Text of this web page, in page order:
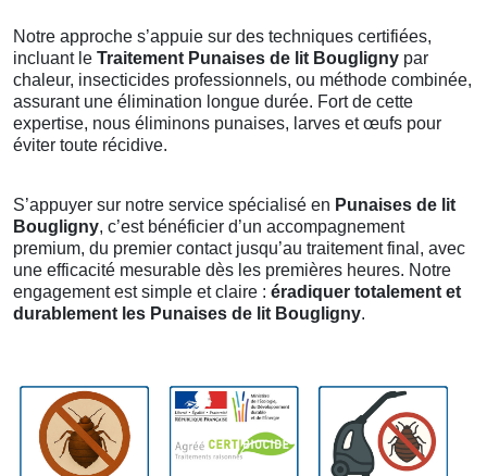
Notre approche s’appuie sur des techniques certifiées,
incluant le Traitement Punaises de lit Bougligny par
chaleur, insecticides professionnels, ou méthode combinée,
assurant une élimination longue durée. Fort de cette
expertise, nous éliminons punaises, larves et œufs pour
éviter toute récidive.
S’appuyer sur notre service spécialisé en Punaises de lit
Bougligny, c’est bénéficier d’un accompagnement
premium, du premier contact jusqu’au traitement final, avec
une efficacité mesurable dès les premières heures. Notre
engagement est simple et claire : éradiquer totalement et
durablement les Punaises de lit Bougligny.